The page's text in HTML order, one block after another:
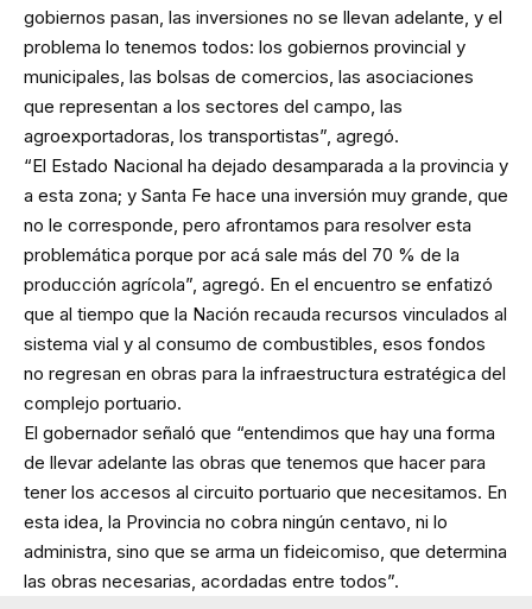
gobiernos pasan, las inversiones no se llevan adelante, y el
problema lo tenemos todos: los gobiernos provincial y
municipales, las bolsas de comercios, las asociaciones
que representan a los sectores del campo, las
agroexportadoras, los transportistas”, agregó.
“El Estado Nacional ha dejado desamparada a la provincia y
a esta zona; y Santa Fe hace una inversión muy grande, que
no le corresponde, pero afrontamos para resolver esta
problemática porque por acá sale más del 70 % de la
producción agrícola”, agregó. En el encuentro se enfatizó
que al tiempo que la Nación recauda recursos vinculados al
sistema vial y al consumo de combustibles, esos fondos
no regresan en obras para la infraestructura estratégica del
complejo portuario.
El gobernador señaló que “entendimos que hay una forma
de llevar adelante las obras que tenemos que hacer para
tener los accesos al circuito portuario que necesitamos. En
esta idea, la Provincia no cobra ningún centavo, ni lo
administra, sino que se arma un fideicomiso, que determina
las obras necesarias, acordadas entre todos”.